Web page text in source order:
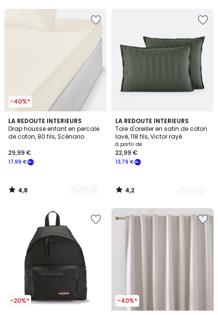
programme
€.
-40%*
LA REDOUTE INTERIEURS
Drap housse enfant en percale
de coton, 80 fils, Scénario
17,99 €
29,99 €
4,8
/ 5
20
Couleurs
4,8
/
LA REDOUTE INTERIEURS
Taie d'oreiller en satin de coton
lavé, 118 fils, Victor rayé
à partir de
13,79 €
22,99 €
4,2
/ 5
8
Couleurs
4,2
/
-20%* -40%*